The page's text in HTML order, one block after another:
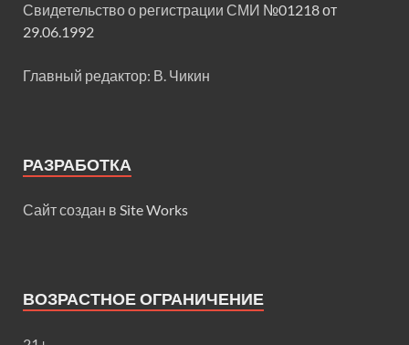
Свидетельство о регистрации СМИ №01218 от
29.06.1992
Главный редактор: В. Чикин
РАЗРАБОТКА
Сайт создан в Site Works
ВОЗРАСТНОЕ ОГРАНИЧЕНИЕ